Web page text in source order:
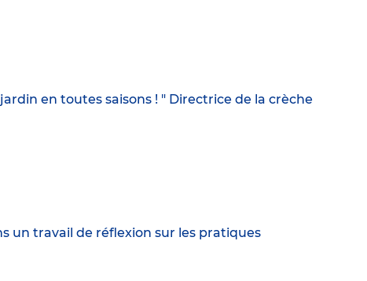
en toutes saisons ! " Directrice de la crèche
un travail de réflexion sur les pratiques